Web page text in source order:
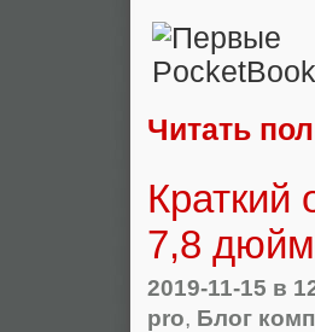
Читать
Краткий
7,8
2019-11-15 в
pro, Блог